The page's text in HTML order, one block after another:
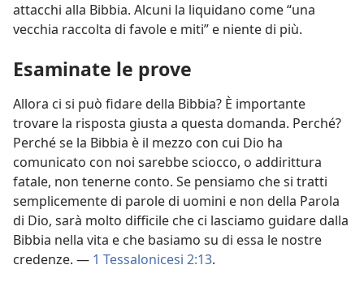
attacchi alla Bibbia. Alcuni la liquidano come “una
vecchia raccolta di favole e miti” e niente di più.
Esaminate le prove
Allora ci si può fidare della Bibbia? È importante
trovare la risposta giusta a questa domanda. Perché?
Perché se la Bibbia è il mezzo con cui Dio ha
comunicato con noi sarebbe sciocco, o addirittura
fatale, non tenerne conto. Se pensiamo che si tratti
semplicemente di parole di uomini e non della Parola
di Dio, sarà molto difficile che ci lasciamo guidare dalla
Bibbia nella vita e che basiamo su di essa le nostre
credenze. — 1 Tessalonicesi 2:13.